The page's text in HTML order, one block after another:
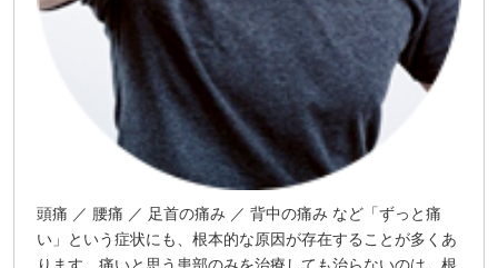
頭痛 ／ 腰痛 ／ 足首の痛み ／ 背中の痛み など「ずっと痛
い」という症状にも、根本的な原因が存在することが多くあ